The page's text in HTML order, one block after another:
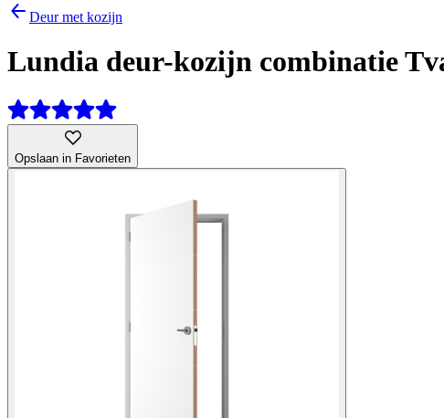
Deur met kozijn
Lundia deur-kozijn combinatie
Opslaan in Favorieten